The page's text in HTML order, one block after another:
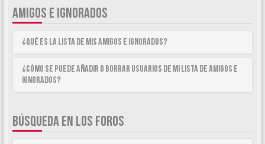
AMIGOS E IGNORADOS
¿Qué es la lista de Mis Amigos e Ignorados?
¿Cómo se puede añadir o borrar usuarios de mi lista de Amigos e
Ignorados?
BÚSQUEDA EN LOS FOROS